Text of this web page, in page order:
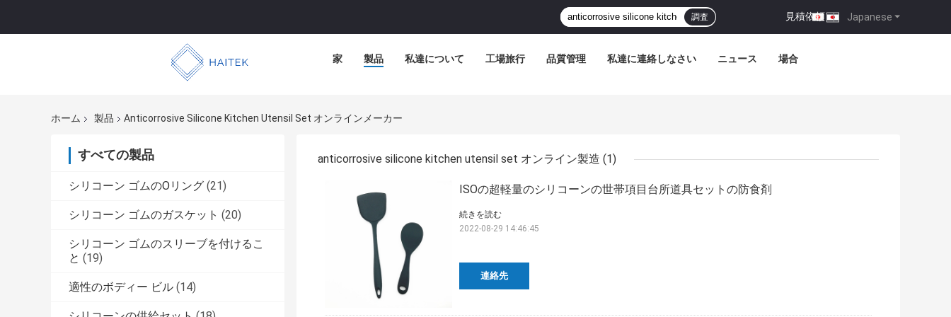
Japanese
見積依頼 |
調査
家 製品 私達について 工場旅行 品質管理 私達に連絡しなさい ニュース 場合
ホーム 製品 Anticorrosive Silicone Kitchen Utensil Set オンラインメーカー
すべての製品
シリコーン ゴムのOリング (21)
シリコーン ゴムのガスケット (20)
シリコーン ゴムのスリーブを付けるこ
と (19)
適性のボディー ビル (14)
anticorrosive silicone kitchen utensil set オンライン製造 (1)
ISOの超軽量のシリコーンの世帯項目台所道具セットの防食剤
連絡先
続きを読む
2022-08-29 14:46:45